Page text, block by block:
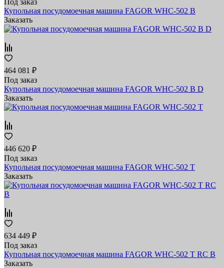
Купольная посудомоечная машина FAGOR WHC-502 B
Заказать
464 081 ₽
Под заказ
Купольная посудомоечная машина FAGOR WHC-502 B D
Заказать
446 620 ₽
Под заказ
Купольная посудомоечная машина FAGOR WHC-502 T
Заказать
634 449 ₽
Под заказ
Купольная посудомоечная машина FAGOR WHC-502 T RC B
Заказать